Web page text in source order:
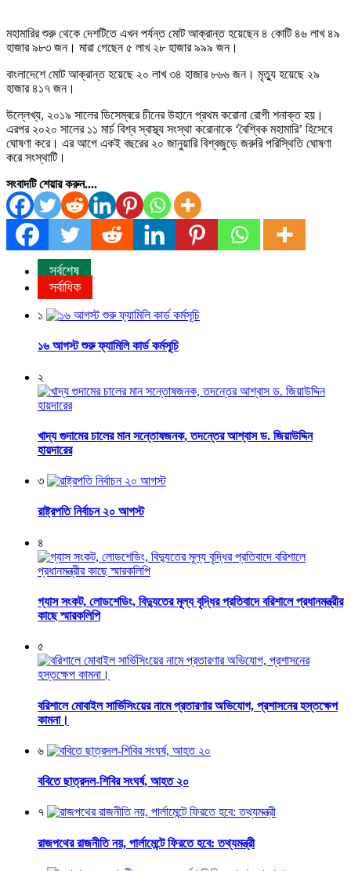
মহামারির শুরু থেকে দেশটিতে এখন পর্যন্ত মোট আক্রান্ত হয়েছেন ৪ কোটি ৪৬ লাখ ৪৯
হাজার ৯৮৩ জন। মারা গেছেন ৫ লাখ ২৮ হাজার ৯৯৯ জন।
বাংলাদেশে মোট আক্রান্ত হয়েছে ২০ লাখ ৩৪ হাজার ৮৬৬ জন। মৃত্যু হয়েছে ২৯
হাজার ৪১৭ জন।
উল্লেখ্য, ২০১৯ সালের ডিসেম্বরে চীনের উহানে প্রথম করোনা রোগী শনাক্ত হয়।
এরপর ২০২০ সালের ১১ মার্চ বিশ্ব স্বাস্থ্য সংস্থা করোনাকে ‘বৈশ্বিক মহামারি’ হিসেবে
ঘোষণা করে। এর আগে একই বছরের ২০ জানুয়ারি বিশ্বজুড়ে জরুরি পরিস্থিতি ঘোষণা
করে সংস্থাটি।
সংবাদটি শেয়ার করুন....
সর্বশেষ
সর্বাধিক
১
১৬ আগস্ট শুরু ফ্যামিলি কার্ড কর্মসূচি
২
খাদ্য গুদামের চালের মান সন্তোষজনক, তদন্তের আশ্বাস ড. জিয়াউদ্দিন
হায়দারের
৩
রাষ্ট্রপতি নির্বাচন ২০ আগস্ট
৪
গ্যাস সংকট, লোডশেডিং, বিদ্যুতের মূল্য বৃদ্ধির প্রতিবাদে বরিশালে প্রধানমন্ত্রীর
কাছে স্মারকলিপি
৫
বরিশালে মোবাইল সার্ভিসিংয়ের নামে প্রতারণার অভিযোগ, প্রশাসনের হস্তক্ষেপ
কামনা।
৬
ববিতে ছাত্রদল-শিবির সংঘর্ষ, আহত ২০
৭
রাজপথের রাজনীতি নয়, পার্লামেন্টে ফিরতে হবে: তথ্যমন্ত্রী